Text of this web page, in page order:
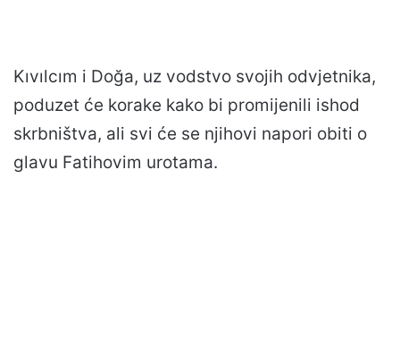
Kıvılcım i Doğa, uz vodstvo svojih odvjetnika,
poduzet će korake kako bi promijenili ishod
skrbništva, ali svi će se njihovi napori obiti o
glavu Fatihovim urotama.